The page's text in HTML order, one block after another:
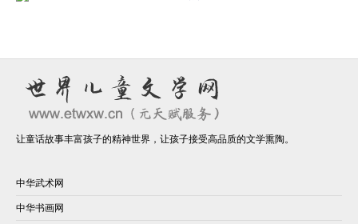
让童话故事丰富孩子的精神世界，让孩子接受高品质的文学熏陶。
中华武术网
中华书画网